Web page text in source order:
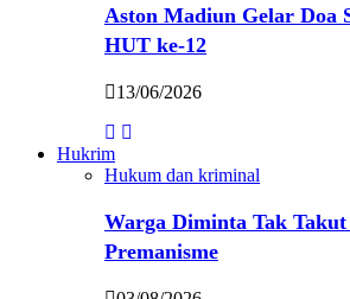
Aston Madiun Gelar Doa
HUT ke-12
13/06/2026
Hukrim
Hukum dan kriminal
Warga Diminta Tak
Premanisme